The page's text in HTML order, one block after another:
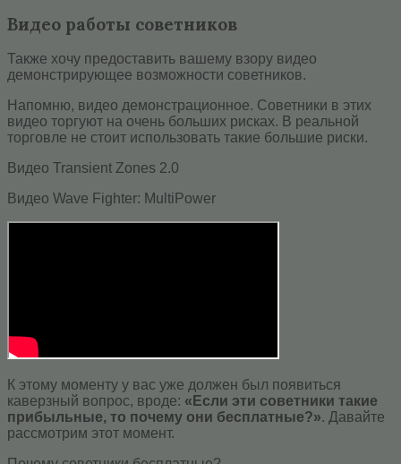
Видео работы советников
Также хочу предоставить вашему взору видео
демонстрирующее возможности советников.
Напомню, видео демонстрационное. Советники в этих
видео торгуют на очень больших рисках. В реальной
торговле не стоит использовать такие большие риски.
Видео Transient Zones 2.0
Видео Wave Fighter: MultiPower
К этому моменту у вас уже должен был появиться
каверзный вопрос, вроде: «Если эти советники такие
прибыльные, то почему они бесплатные?». Давайте
рассмотрим этот момент.